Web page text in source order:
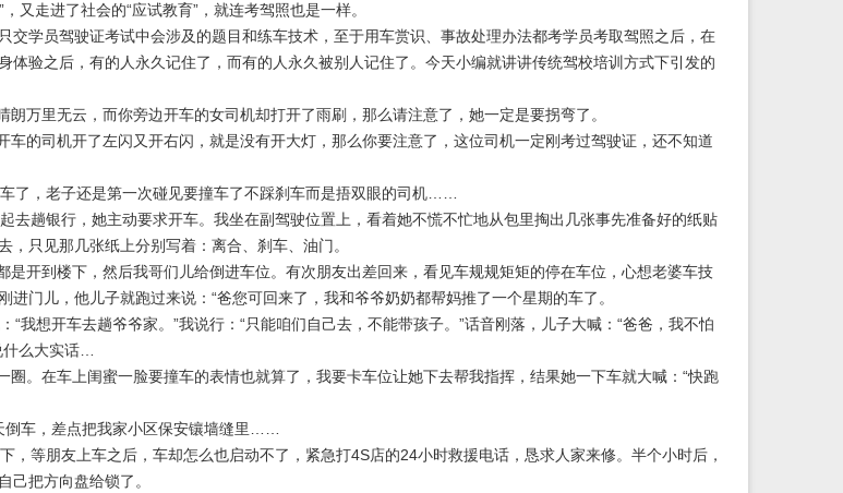
又走进了社会的“应试教育”，就连考驾照也是一样。
学员驾驶证考试中会涉及的题目和练车技术，至于用车赏识、事故处理办法都考学员考取驾照之后，在
体验之后，有的人永久记住了，而有的人永久被别人记住了。今天小编就讲讲传统驾校培训方式下引发的
里无云，而你旁边开车的女司机却打开了雨刷，那么请注意了，她一定是要拐弯了。
的司机开了左闪又开右闪，就是没有开大灯，那么你要注意了，这位司机一定刚考过驾驶证，还不知道
，老子还是第一次碰见要撞车了不踩刹车而是捂双眼的司机……
趟银行，她主动要求开车。我坐在副驾驶位置上，看着她不慌不忙地从包里掏出几张事先准备好的纸贴
只见那几张纸上分别写着：离合、刹车、油门。
开到楼下，然后我哥们儿给倒进车位。有次朋友出差回来，看见车规规矩矩的停在车位，心想老婆车技
进门儿，他儿子就跑过来说：“爸您可回来了，我和爷爷奶奶都帮妈推了一个星期的车了。
想开车去趟爷爷家。”我说行：“只能咱们自己去，不能带孩子。”话音刚落，儿子大喊：“爸爸，我不怕
么大实话…
。在车上闺蜜一脸要撞车的表情也就算了，我要卡车位让她下去帮我指挥，结果她一下车就大喊：“快跑
车，差点把我家小区保安镶墙缝里……
等朋友上车之后，车却怎么也启动不了，紧急打4S店的24小时救援电话，恳求人家来修。半个小时后，
己把方向盘给锁了。